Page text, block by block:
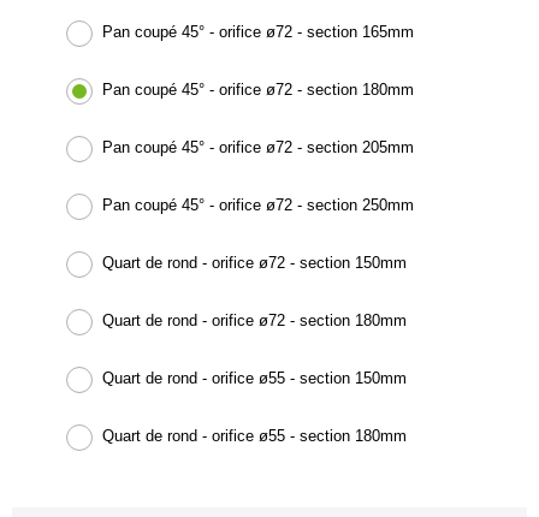
Pan coupé 45° - orifice ø72 - section 165mm
Pan coupé 45° - orifice ø72 - section 180mm
Pan coupé 45° - orifice ø72 - section 205mm
Pan coupé 45° - orifice ø72 - section 250mm
Quart de rond - orifice ø72 - section 150mm
Quart de rond - orifice ø72 - section 180mm
Quart de rond - orifice ø55 - section 150mm
Quart de rond - orifice ø55 - section 180mm